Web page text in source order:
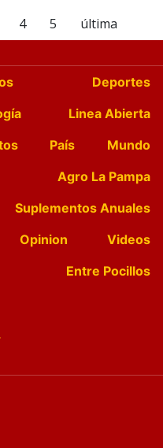
4 5 última
Deportes
Linea Abierta
País
Mundo
Agro La Pampa
Suplementos Anuales
Opinion
Videos
Entre Pocillos